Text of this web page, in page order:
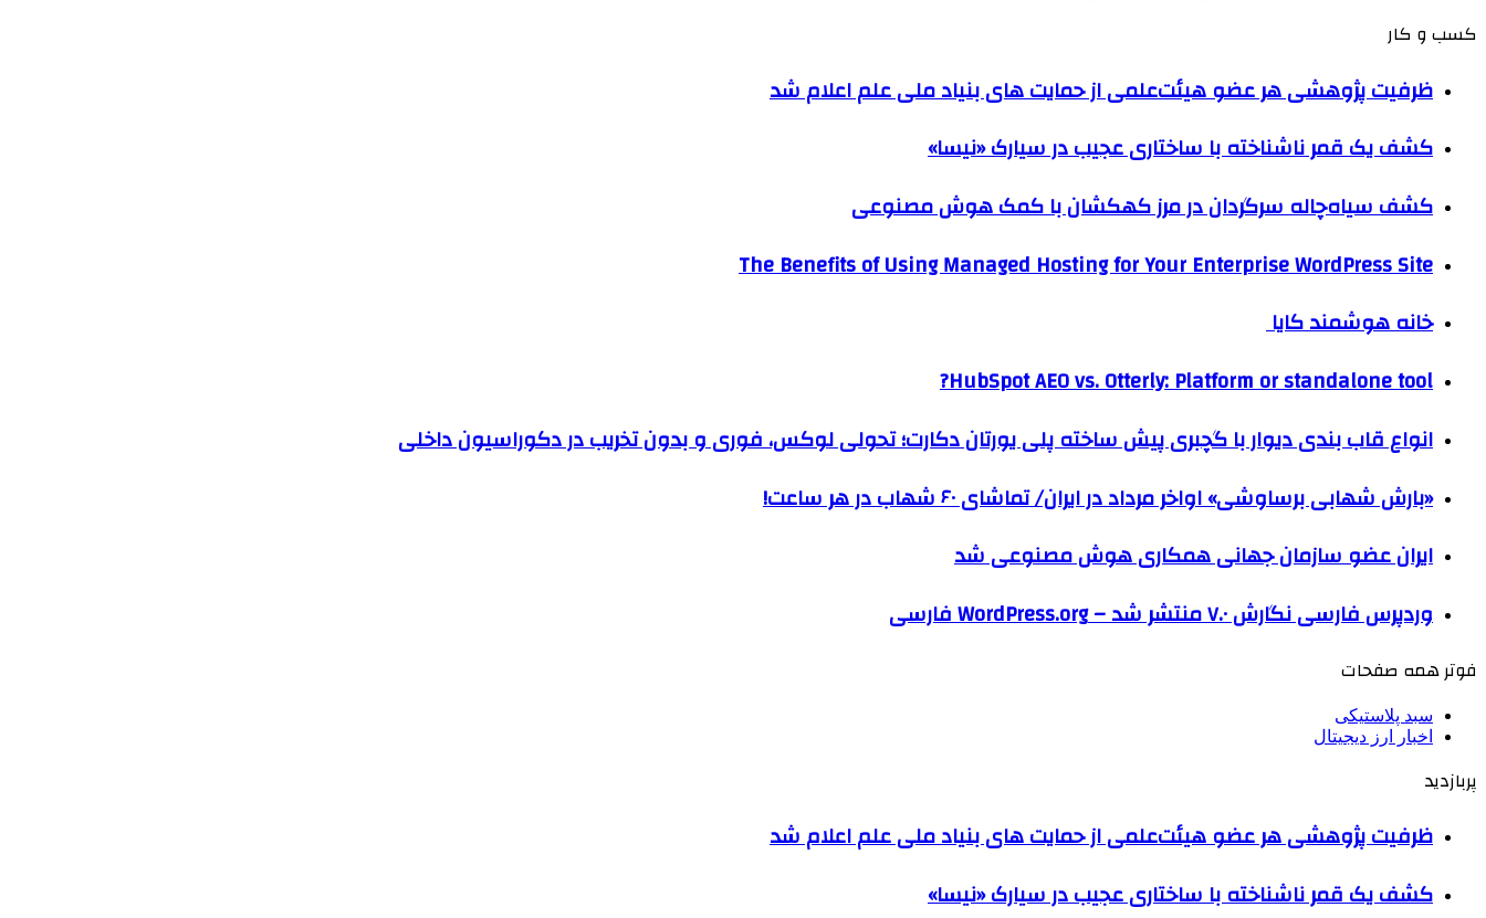
کسب و کار
ظرفیت پژوهشی هر عضو هیئت‌علمی از حمایت های بنیاد ملی علم اعلام شد
کشف یک قمر ناشناخته با ساختاری عجیب در سیارک «نیسا»
کشف سیاه‌چاله سرگردان در مرز کهکشان با کمک هوش مصنوعی
The Benefits of Using Managed Hosting for Your Enterprise WordPress Site
خانه هوشمند کایا
HubSpot AEO vs. Otterly: Platform or standalone tool?
انواع قاب بندی دیوار با گچبری پیش ساخته پلی یورتان دکارت؛ تحولی لوکس، فوری و بدون تخریب در دکوراسیون داخلی
«بارش شهابی برساوشی» اواخر مرداد در ایران/ تماشای ۶۰ شهاب در هر ساعت!
ایران عضو سازمان جهانی همکاری هوش مصنوعی شد
وردپرس فارسی نگارش ۷.۰ منتشر شد – WordPress.org فارسی
فوتر همه صفحات
سبد پلاستیکی
اخبار ارز دیجیتال
پربازدید
ظرفیت پژوهشی هر عضو هیئت‌علمی از حمایت های بنیاد ملی علم اعلام شد
کشف یک قمر ناشناخته با ساختاری عجیب در سیارک «نیسا»